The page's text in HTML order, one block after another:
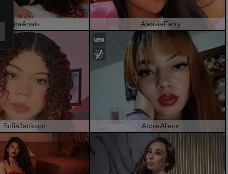
AnaAnais AlessiaFerry
SofiaJackson AbbieAllenn